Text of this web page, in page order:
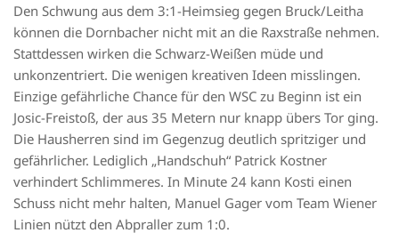
Den Schwung aus dem 3:1-Heimsieg gegen Bruck/Leitha
können die Dornbacher nicht mit an die Raxstraße nehmen.
Stattdessen wirken die Schwarz-Weißen müde und
unkonzentriert. Die wenigen kreativen Ideen misslingen.
Einzige gefährliche Chance für den WSC zu Beginn ist ein
Josic-Freistoß, der aus 35 Metern nur knapp übers Tor ging.
Die Hausherren sind im Gegenzug deutlich spritziger und
gefährlicher. Lediglich „Handschuh“ Patrick Kostner
verhindert Schlimmeres. In Minute 24 kann Kosti einen
Schuss nicht mehr halten, Manuel Gager vom Team Wiener
Linien nützt den Abpraller zum 1:0.